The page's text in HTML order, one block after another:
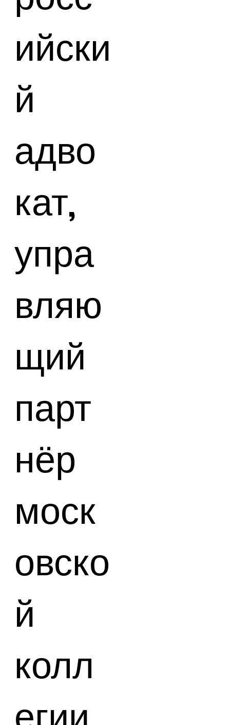
ийски
й
адво
кат,
упра
вляю
щий
парт
нёр
моск
овско
й
колл